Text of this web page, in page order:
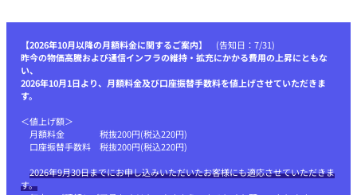
【2026年10月以降の月額料金に関するご案内】 (告知日：7/31)
昨今の物価高騰および通信インフラの維持・拡充にかかる費用の上昇にともな
い、
2026年10月1日より、月額料金及び口座振替手数料を値上げさせていただきま
す。
＜値上げ額＞
月額料金 税抜200円(税込220円)
口座振替手数料 税抜200円(税込220円)
2026年9月30日までにお申し込みいただいたお客様にも適応させていただきま
す。